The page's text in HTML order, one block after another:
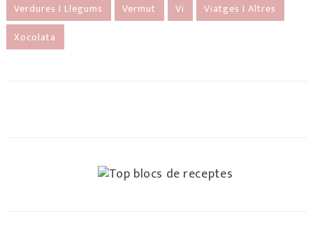
Verdures I Llegums
Vermut Vi
Viatges I Altres
Xocolata